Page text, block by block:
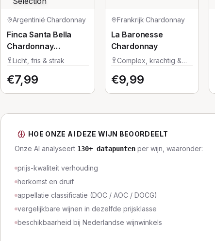
Argentinië·Chardonnay
Finca Santa Bella
Chardonnay
Winemaker's
Licht, fris & strak
€7,99
Frankrijk·Chardonnay
La Baronesse
Chardonnay
Complex, krachtig &
€9,99
HOE ONZE AI DEZE WIJN BEOORDEELT
Onze AI analyseert 130+ datapunten per wijn, waaronder:
prijs-kwaliteit verhouding
herkomst en druif
appellatie classificatie (DOC / AOC / DOCG)
vergelijkbare wijnen in dezelfde prijsklasse
beschikbaarheid bij Nederlandse wijnwinkels